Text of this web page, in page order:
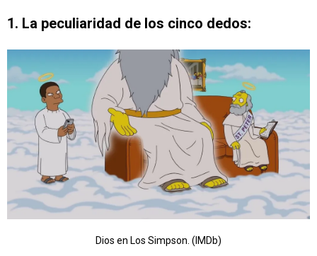
1. La peculiaridad de los cinco dedos:
Dios en Los Simpson. (IMDb)